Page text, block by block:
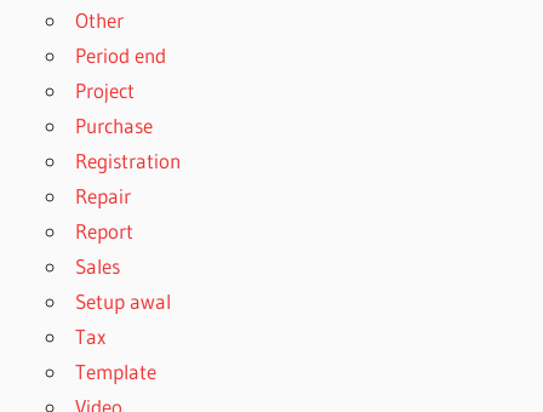
Other
Period end
Project
Purchase
Registration
Repair
Report
Sales
Setup awal
Tax
Template
Video